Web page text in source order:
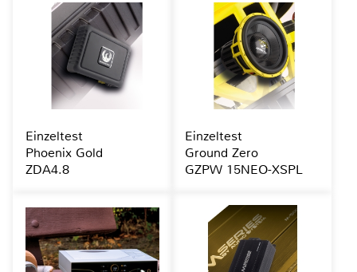
Einzeltest
Phoenix Gold
ZDA4.8
Einzeltest
Ground Zero
GZPW 15NEO-XSPL